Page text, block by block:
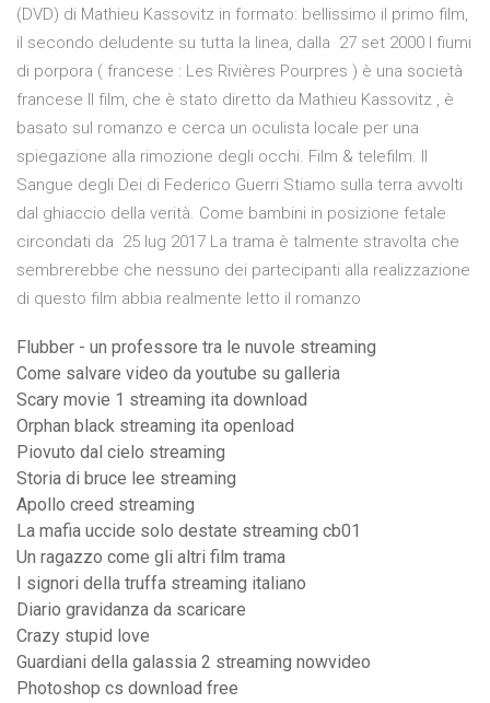
(DVD) di Mathieu Kassovitz in formato: bellissimo il primo film,
il secondo deludente su tutta la linea, dalla 27 set 2000 I fiumi
di porpora ( francese : Les Rivières Pourpres ) è una società
francese Il film, che è stato diretto da Mathieu Kassovitz , è
basato sul romanzo e cerca un oculista locale per una
spiegazione alla rimozione degli occhi. Film & telefilm. Il
Sangue degli Dei di Federico Guerri Stiamo sulla terra avvolti
dal ghiaccio della verità. Come bambini in posizione fetale
circondati da 25 lug 2017 La trama è talmente stravolta che
sembrerebbe che nessuno dei partecipanti alla realizzazione
di questo film abbia realmente letto il romanzo
Flubber - un professore tra le nuvole streaming
Come salvare video da youtube su galleria
Scary movie 1 streaming ita download
Orphan black streaming ita openload
Piovuto dal cielo streaming
Storia di bruce lee streaming
Apollo creed streaming
La mafia uccide solo destate streaming cb01
Un ragazzo come gli altri film trama
I signori della truffa streaming italiano
Diario gravidanza da scaricare
Crazy stupid love
Guardiani della galassia 2 streaming nowvideo
Photoshop cs download free